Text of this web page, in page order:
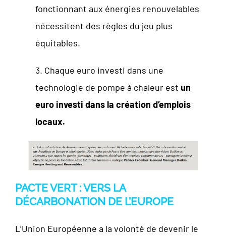
fonctionnant aux énergies renouvelables
nécessitent des règles du jeu plus
équitables.
3. Chaque euro investi dans une
technologie de pompe à chaleur est un
euro investi dans la création d’emplois
locaux.
PACTE VERT : VERS LA
DÉCARBONATION DE L’EUROPE
L’Union Européenne a la volonté de devenir le